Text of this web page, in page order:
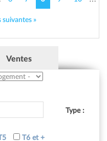
»
Ventes
Type :
T6 et +